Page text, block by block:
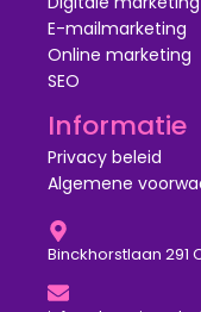
E-mailmarketing
Online marketing
SEO
Informatie
Privacy beleid
Algemene
Binckhorstlaan 291